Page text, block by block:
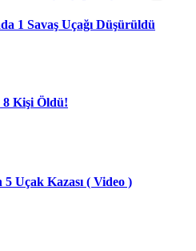
1 Savaş Uçağı Düşürüldü
8 Kişi Öldü!
Uçak Kazası ( Video )